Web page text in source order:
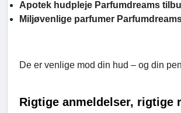
Apotek hudpleje Parfumdreams
Miljøvenlige parfumer
De er venlige mod din hud – og din
Rigtige anmeldelser, rigtige